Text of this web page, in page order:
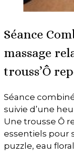
Séance
massage
trouss’Ô
Séance
suivie d’une
Une trousse Ô
essentiels pour
puzzle, eau